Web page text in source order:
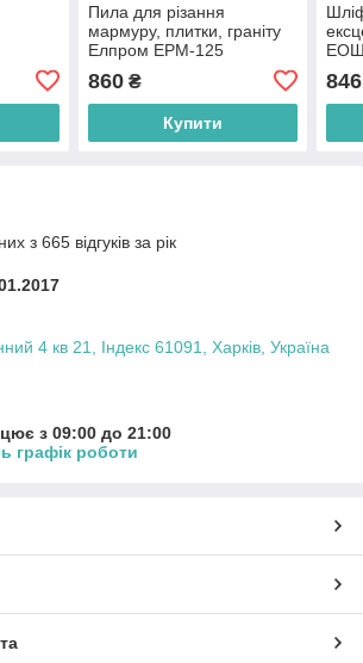
Пила для різання
мармуру, плитки, граніту
Елпром ЕРМ-125
860₴
Купити
846
з 665 відгуків за рік
4 кв 21, Індекс 61091, Харків, Україна
з 09:00 до 21:00
графік роботи